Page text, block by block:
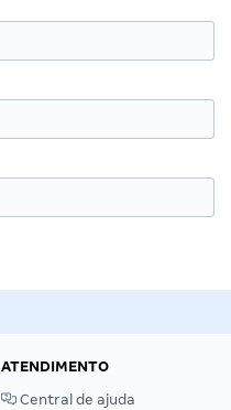
ATENDIMENTO
Central de ajuda